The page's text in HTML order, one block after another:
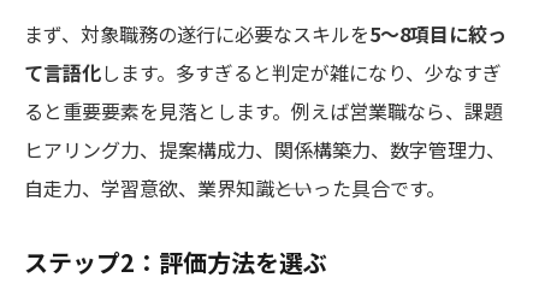
まず、対象職務の遂行に必要なスキルを5〜8項目に絞っ
て言語化します。多すぎると判定が雑になり、少なすぎ
ると重要要素を見落とします。例えば営業職なら、課題
ヒアリング力、提案構成力、関係構築力、数字管理力、
自走力、学習意欲、業界知識――といった具合です。
ステップ2：評価方法を選ぶ